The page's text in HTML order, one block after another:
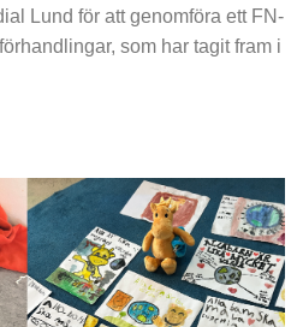
Lund för att genomföra ett FN-
som har tagit fram i